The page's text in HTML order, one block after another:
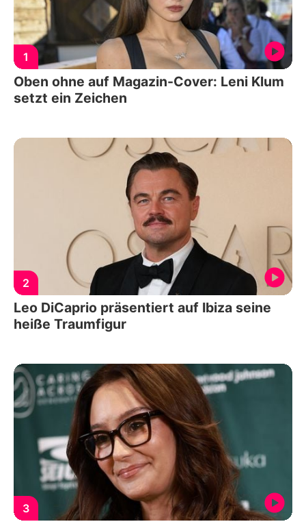
1
Oben ohne auf Magazin-Cover: Leni Klum
setzt ein Zeichen
2
Leo DiCaprio präsentiert auf Ibiza seine
heiße Traumfigur
3